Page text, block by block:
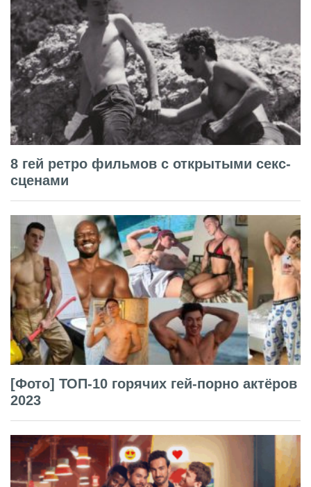
8 гей ретро фильмов с открытыми секс-
сценами
[Фото] ТОП-10 горячих гей-порно актёров
2023